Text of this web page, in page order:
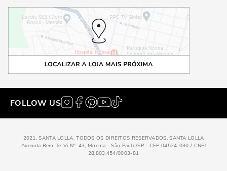
FOLLOW US
2021, SANTA LOLLA, TODOS OS DIREITOS RESERVADOS, SANTA LOLLA
Avenida Bem-Te-Vi N°: 43, Moema - São Paulo/SP - CEP 04524-030 / CNPJ
28.803.454/0003-81